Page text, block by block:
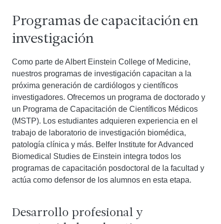
Programas de capacitación en
investigación
Como parte de Albert Einstein College of Medicine,
nuestros programas de investigación capacitan a la
próxima generación de cardiólogos y científicos
investigadores. Ofrecemos un programa de doctorado y
un Programa de Capacitación de Científicos Médicos
(MSTP). Los estudiantes adquieren experiencia en el
trabajo de laboratorio de investigación biomédica,
patología clínica y más. Belfer Institute for Advanced
Biomedical Studies de Einstein integra todos los
programas de capacitación posdoctoral de la facultad y
actúa como defensor de los alumnos en esta etapa.
Desarrollo profesional y